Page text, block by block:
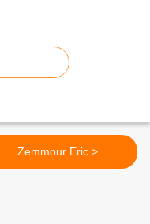
Zemmour Eric >